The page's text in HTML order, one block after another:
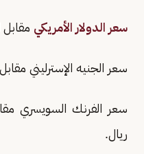
سعر الدولار الأمريكي مقابل
سعر الجنيه الإسترليني مقابل
ريال.